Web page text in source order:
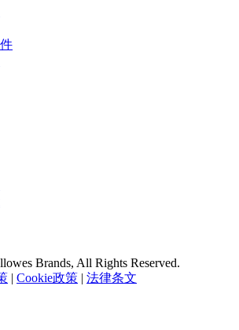
Brands, All Rights Reserved.
| Cookie政策 | 法律条文